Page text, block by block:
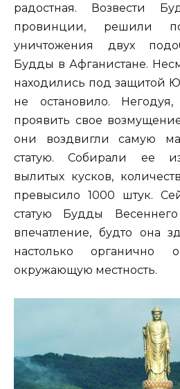
радостная. Возвести
провинции, решили
уничтожения двух
Будды в Афганистане.
находились под защитой
не остановило.
проявить свое
они воздвигли самую
статую. Собирали ее
вылитых кусков,
превысило 1000 штук.
статую Будды
впечатление, будто она
настолько органично
окружающую местность.